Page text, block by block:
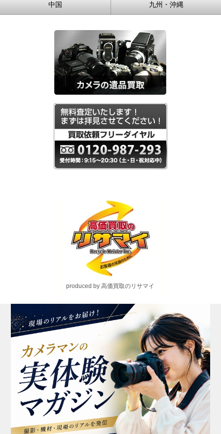
中国 九州・沖縄
produced by 高価買取のリサマイ